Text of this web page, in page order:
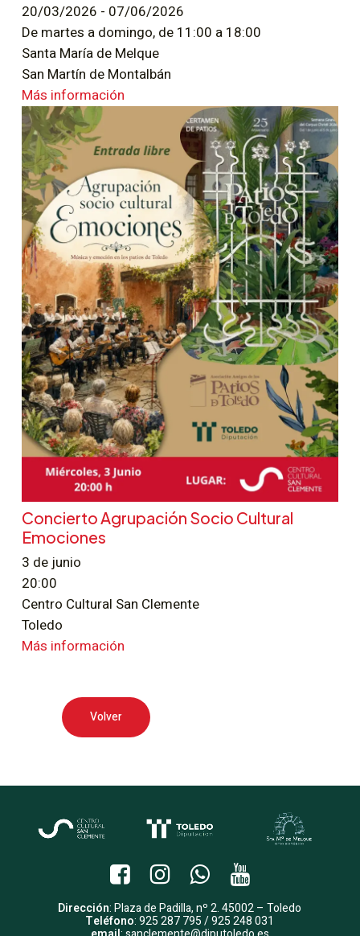
20/03/2026 - 07/06/2026
De martes a domingo, de 11:00 a 18:00
Santa María de Melque
San Martín de Montalbán
Más información
Concierto Agrupación Socio Cultural
Emociones
3 de junio
20:00
Centro Cultural San Clemente
Toledo
Más información
Volver
Dirección: Plaza de Padilla, nº 2. 45002 – Toledo
Teléfono: 925 287 795 / 925 248 031